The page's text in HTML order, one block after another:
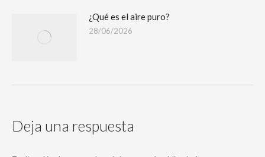
¿Qué es el aire puro?
28/06/2026
Deja una respuesta